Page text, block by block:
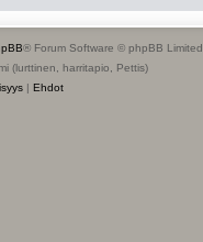
® Forum Software © phpBB Limited
(lurttinen, harritapio, Pettis)
| Ehdot